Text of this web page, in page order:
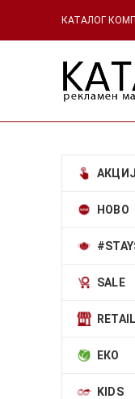
КАТАЛОГ
НОВО
SALE
RETAIL
ЕКО
KIDS